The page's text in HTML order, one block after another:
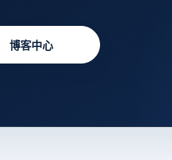
博客中心